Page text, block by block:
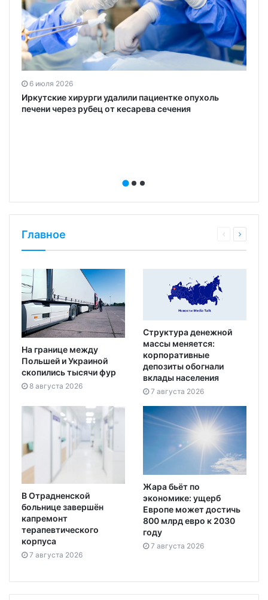
6 июля 2026
Иркутские хирурги удалили пациентке опухоль
печени через рубец от кесарева сечения
Главное
На границе между
Польшей и Украиной
скопились тысячи фур
8 августа 2026
Структура денежной
массы меняется:
корпоративные
депозиты обогнали
вклады населения
7 августа 2026
В Отрадненской
больнице завершён
капремонт
терапевтического
корпуса
7 августа 2026
Жара бьёт по
экономике: ущерб
Европе может достичь
800 млрд евро к 2030
году
7 августа 2026